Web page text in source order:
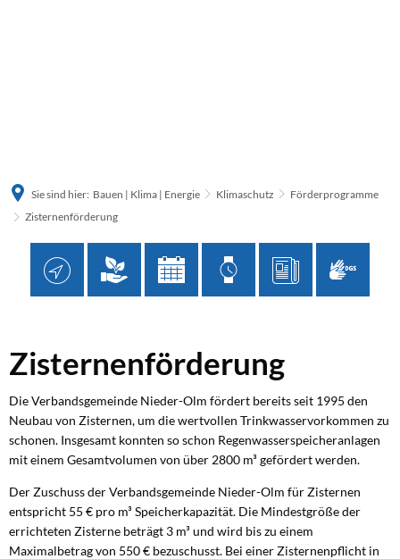
Sie sind hier: Bauen | Klima | Energie Klimaschutz
Förderprogramme
Zisternenförderung
Zisternenförderung
Zisternenförderung
Die Verbandsgemeinde Nieder-Olm fördert bereits seit 1995 den
Neubau von Zisternen, um die wertvollen Trinkwasservorkommen zu
schonen. Insgesamt konnten so schon Regenwasserspeicheranlagen
mit einem Gesamtvolumen von über 2800 m³ gefördert werden.
Der Zuschuss der Verbandsgemeinde Nieder-Olm für Zisternen
entspricht 55 € pro m³ Speicherkapazität. Die Mindestgröße der
errichteten Zisterne beträgt 3 m³ und wird bis zu einem
Maximalbetrag von 550 € bezuschusst. Bei einer Zisternenpflicht in